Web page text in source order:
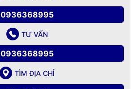
0936368995
TƯ VẤN
0936368995
TÌM ĐỊA CHỈ